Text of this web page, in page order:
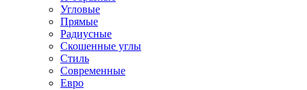
Угловые
Прямые
Радиусные
Скошенные углы
Стиль
Современные
Евро